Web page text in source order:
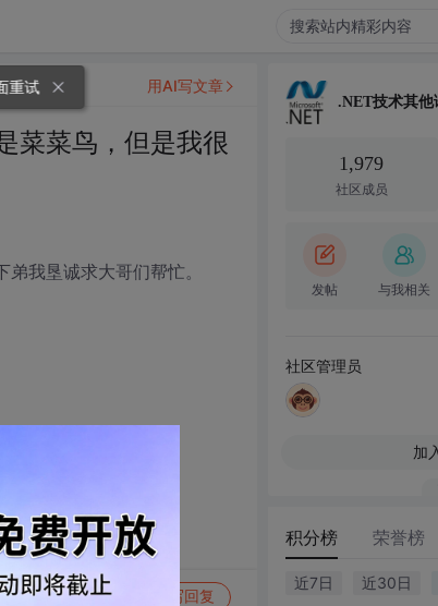
菜菜鸟，但是我很
我垦诚求大哥们帮忙。
写回复
用AI写文章
.NET技术其他
1,979
社区成员
发帖 与我相关
社区管理员
加
积分榜 荣誉榜
近7日 近30日
重试